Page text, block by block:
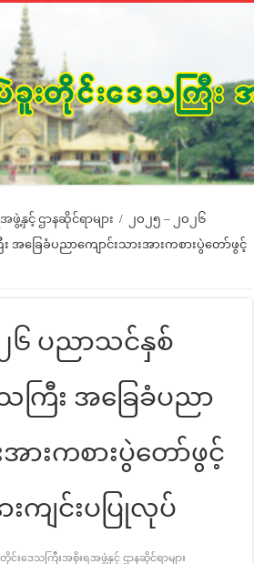
နှင့် ဌာနဆိုင်ရာများ /
၂ဝ၂၅ – ၂ဝ၂၆
အခြေခံပညာကျောင်းသားအားကစားပွဲတော်ဖွင့်
၂၆ ပညာသင်နှစ်
ကြီး အခြေခံပညာ
အားကစားပွဲတော်ဖွင့်
းကျင်းပပြုလုပ်
တိုင်းဒေသကြီးအစိုးရအဖွဲ့နှင့် ဌာနဆိုင်ရာများ